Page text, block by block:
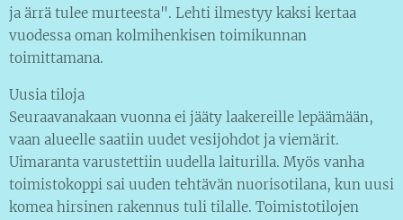
ja ärrä tulee murteesta". Lehti ilmestyy kaksi kertaa
vuodessa oman kolmihenkisen toimikunnan
toimittamana.
Uusia tiloja
Seuraavanakaan vuonna ei jääty laakereille lepäämään,
vaan alueelle saatiin uudet vesijohdot ja viemärit.
Uimaranta varustettiin uudella laiturilla. Myös vanha
toimistokoppi sai uuden tehtävän nuorisotilana, kun uusi
komea hirsinen rakennus tuli tilalle. Toimistotilojen